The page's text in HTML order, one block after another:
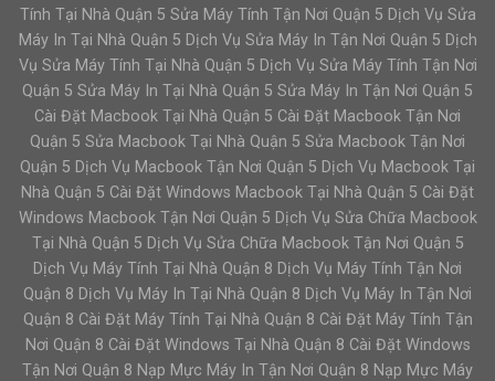
Tính Tại Nhà Quận 5 Sửa Máy Tính Tận Nơi Quận 5 Dịch Vụ Sửa
Máy In Tại Nhà Quận 5 Dịch Vụ Sửa Máy In Tận Nơi Quận 5 Dịch
Vụ Sửa Máy Tính Tại Nhà Quận 5 Dịch Vụ Sửa Máy Tính Tận Nơi
Quận 5 Sửa Máy In Tại Nhà Quận 5 Sửa Máy In Tận Nơi Quận 5
Cài Đặt Macbook Tại Nhà Quận 5 Cài Đặt Macbook Tận Nơi
Quận 5 Sửa Macbook Tại Nhà Quận 5 Sửa Macbook Tận Nơi
Quận 5 Dịch Vụ Macbook Tận Nơi Quận 5 Dịch Vụ Macbook Tại
Nhà Quận 5 Cài Đặt Windows Macbook Tại Nhà Quận 5 Cài Đặt
Windows Macbook Tận Nơi Quận 5 Dịch Vụ Sửa Chữa Macbook
Tại Nhà Quận 5 Dịch Vụ Sửa Chữa Macbook Tận Nơi Quận 5
Dịch Vụ Máy Tính Tại Nhà Quận 8 Dịch Vụ Máy Tính Tận Nơi
Quận 8 Dịch Vụ Máy In Tại Nhà Quận 8 Dịch Vụ Máy In Tận Nơi
Quận 8 Cài Đặt Máy Tính Tại Nhà Quận 8 Cài Đặt Máy Tính Tận
Nơi Quận 8 Cài Đặt Windows Tại Nhà Quận 8 Cài Đặt Windows
Tận Nơi Quận 8 Nạp Mực Máy In Tận Nơi Quận 8 Nạp Mực Máy